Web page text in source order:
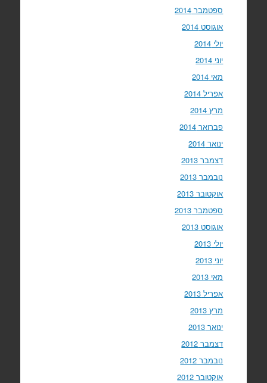
ספטמבר 2014
אוגוסט 2014
יולי 2014
יוני 2014
מאי 2014
אפריל 2014
מרץ 2014
פברואר 2014
ינואר 2014
דצמבר 2013
נובמבר 2013
אוקטובר 2013
ספטמבר 2013
אוגוסט 2013
יולי 2013
יוני 2013
מאי 2013
אפריל 2013
מרץ 2013
ינואר 2013
דצמבר 2012
נובמבר 2012
אוקטובר 2012